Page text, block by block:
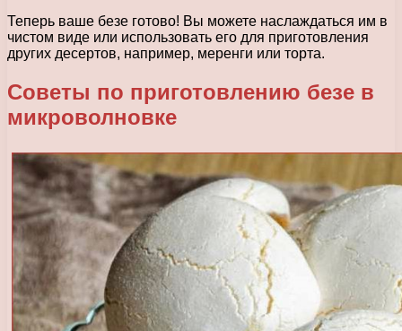
Теперь ваше безе готово! Вы можете наслаждаться им в
чистом виде или использовать его для приготовления
других десертов, например, меренги или торта.
Советы по приготовлению безе в
микроволновке